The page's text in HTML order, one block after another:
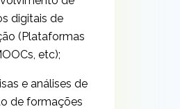
digitais de
(Plataformas
etc);
e análises de
de formações